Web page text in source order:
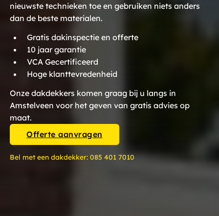
nieuwste technieken toe en gebruiken niets anders
dan de beste materialen.
Gratis dakinspectie en offerte
10 jaar garantie
VCA Gecertificeerd
Hoge klanttevredenheid
Onze dakdekkers komen graag bij u langs in
Amstelveen voor het geven van gratis advies op
maat.
Offerte aanvragen
Bel met een dakdekker: 085 401 7010